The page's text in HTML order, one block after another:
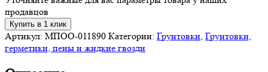
продавцов
Купить в 1 клик
Артикул: МПОО-011890 Категории: Грунтовки Грунтовки,
герметики, пены и жидкие гвозди